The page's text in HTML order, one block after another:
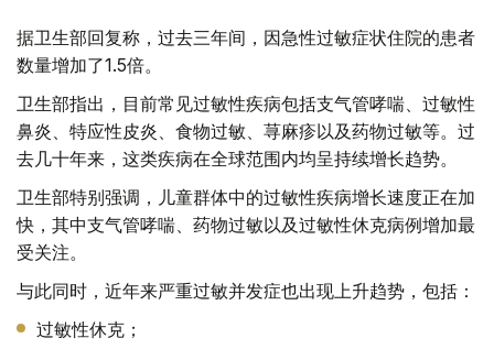
据卫生部回复称，过去三年间，因急性过敏症状住院的患者
数量增加了1.5倍。
卫生部指出，目前常见过敏性疾病包括支气管哮喘、过敏性
鼻炎、特应性皮炎、食物过敏、荨麻疹以及药物过敏等。过
去几十年来，这类疾病在全球范围内均呈持续增长趋势。
卫生部特别强调，儿童群体中的过敏性疾病增长速度正在加
快，其中支气管哮喘、药物过敏以及过敏性休克病例增加最
受关注。
与此同时，近年来严重过敏并发症也出现上升趋势，包括：
过敏性休克；